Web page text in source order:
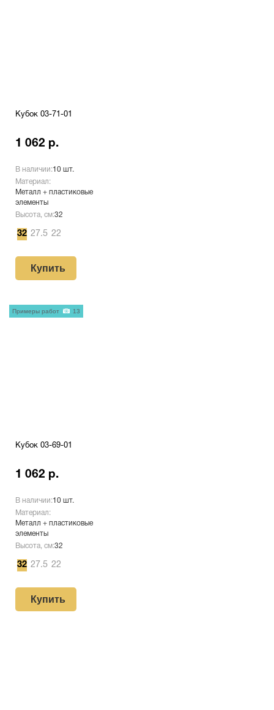
Кубок 03-71-01
1 062 р.
В наличии:10 шт.
Материал:
Металл + пластиковые
элементы
Высота, см:32
32 27.5 22
Купить
Кубок 03-69-01
1 062 р.
В наличии:10 шт.
Материал:
Металл + пластиковые
элементы
Высота, см:32
32 27.5 22
Купить
Примеры работ 13